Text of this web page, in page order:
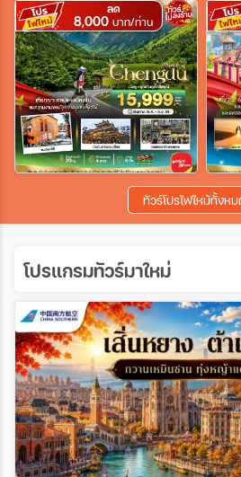
ถึงวันที่
เฉพาะเดือน
เฉพาะเทศกาล
ค้นหา
ลด
8,000 บาท/ท่าน
ทัวร์โปรไฟไหม้ทั้งห
โปรแกรมทัวร์มาใหม่